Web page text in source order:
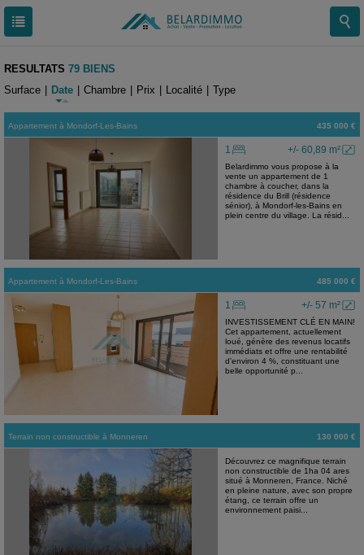
RESULTATS 79 BIENS
Surface
Date Chambre Prix Localité Type
Appartement à Mondorf-Les-Bains 435 000 €
+/- 60,89 m²
1
Belardimmo vous propose à la
vente un appartement de 1
chambre à coucher, dans la
résidence du Brill (résidence
sénior), à Mondorf-les-Bains en
plein centre du village. La résid...
Appartement à Mondorf-Les-Bains 485 000 €
+/- 57 m²
1
INVESTISSEMENT CLÉ EN MAIN!
Cet appartement, actuellement
loué, génère des revenus locatifs
immédiats et offre une rentabilité
d'environ 4 %, constituant une
belle opportunité p...
Terrain non constructible à Monneren 130 000 €
Découvrez ce magnifique terrain
non constructible de 1ha 04 ares
situé à Monneren, France. Niché
en pleine nature, avec son propre
étang, ce terrain offre un
environnement paisi...